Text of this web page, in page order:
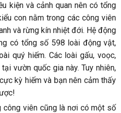
kiện và cảnh quan nên có tổng
con nằm trong các công viên
và rừng kín nhiệt đới. Hệ động
có tổng số 598 loài động vật,
quý hiếm. Các loài gấu, voọc,
vườn quốc gia này. Tuy nhiên,
kỳ hiếm và bạn nên cảm thấy
công viên cũng là nơi có một số